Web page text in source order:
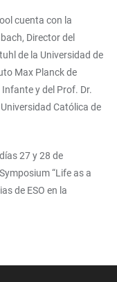
cuenta con la
Director del
de la Universidad de
Max Planck de
y del Prof. Dr.
Católica de
27 y 28 de
“Life as a
de ESO en la